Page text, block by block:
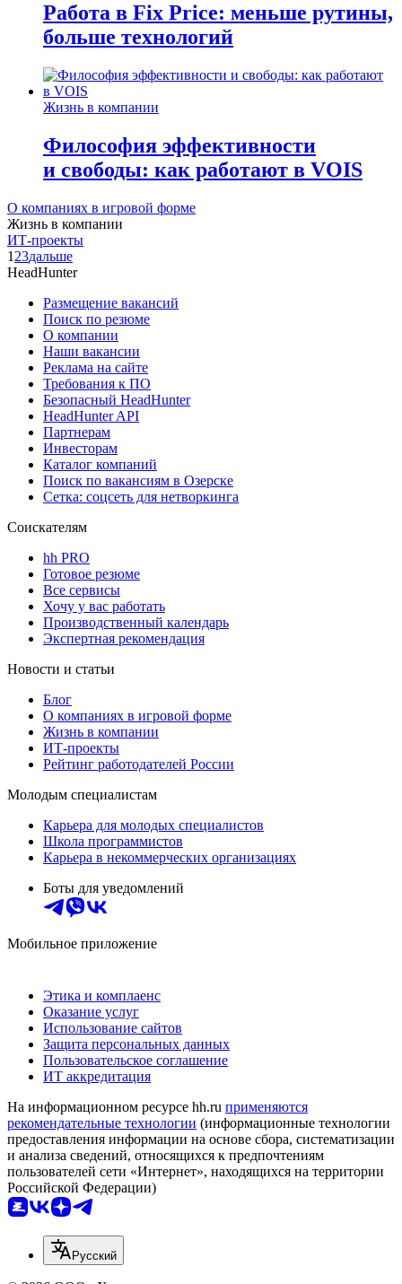
Работа в Fix Price: меньше рутины,
больше технологий
Жизнь в компании
Философия эффективности
и свободы: как работают в VOIS
О компаниях в игровой форме
Жизнь в компании
ИТ-проекты
1 23дальше
HeadHunter
Размещение вакансий
Поиск по резюме
О компании
Наши вакансии
Реклама на сайте
Требования к ПО
Безопасный HeadHunter
HeadHunter API
Партнерам
Инвесторам
Каталог компаний
Поиск по вакансиям в Озерске
Сетка: соцсеть для нетворкинга
Соискателям
hh PRO
Готовое резюме
Все сервисы
Хочу у вас работать
Производственный календарь
Экспертная рекомендация
Новости и статьи
Блог
О компаниях в игровой форме
Жизнь в компании
ИТ-проекты
Рейтинг работодателей России
Молодым специалистам
Карьера для молодых специалистов
Школа программистов
Карьера в некоммерческих организациях
Боты для уведомлений
Мобильное приложение
Этика и комплаенс
Оказание услуг
Использование сайтов
Защита персональных данных
Пользовательское соглашение
ИТ аккредитация
На информационном ресурсе hh.ru применяются
рекомендательные технологии (информационные технологии
предоставления информации на основе сбора, систематизации
и анализа сведений, относящихся к предпочтениям
пользователей сети «Интернет», находящихся на территории
Российской Федерации)
Русский